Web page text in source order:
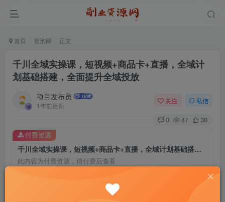
首页 冒泡网 正文
千川全域实操课，短视频+商品卡+直播，全域计
划基础搭建，全面提升全域投放
项目发布员
1年前更新
关注 私信
0 47 38
千川全域实操课，短视频+商品卡+直播，全域计划基础搭建，全面提升全域投放
此内容为付费资源，请付费后查看
￥4
付费资源